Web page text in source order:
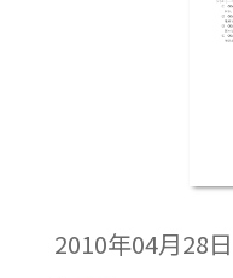
2010年04月28日